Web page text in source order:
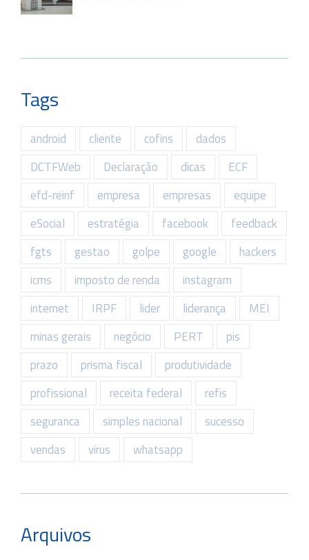
Tags
android cliente cofins
dados
DCTFWeb
Declaração dicas
ECF
efd-reinf
empresa empresas
equipe
eSocial
estratégia facebook
feedback
fgts
gestao golpe google
hackers
icms
imposto de renda
instagram
internet
IRPF lider liderança
MEI
minas gerais
negócio PERT
pis
prazo
prisma fiscal
produtividade
profissional
receita federal
refis
seguranca
simples nacional
sucesso
vendas
virus whatsapp
Arquivos